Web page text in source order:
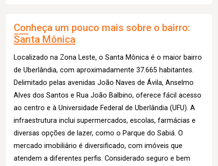
Conheça um pouco mais sobre o bairro:
Santa Mônica
Localizado na Zona Leste, o Santa Mônica é o maior bairro
de Uberlândia, com aproximadamente 37.665 habitantes.
Delimitado pelas avenidas João Naves de Ávila, Anselmo
Alves dos Santos e Rua João Balbino, oferece fácil acesso
ao centro e à Universidade Federal de Uberlândia (UFU). A
infraestrutura inclui supermercados, escolas, farmácias e
diversas opções de lazer, como o Parque do Sabiá. O
mercado imobiliário é diversificado, com imóveis que
atendem a diferentes perfis. Considerado seguro e bem